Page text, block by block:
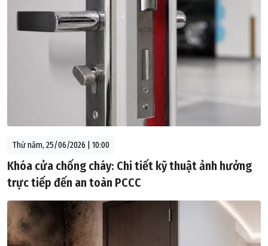
Thứ năm, 25/06/2026 | 10:00
Khóa cửa chống cháy: Chi tiết kỹ thuật ảnh hưởng
trực tiếp đến an toàn PCCC